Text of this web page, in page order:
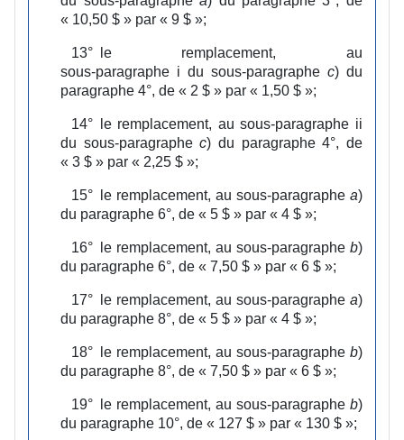
« 10,50 $ » par « 9 $ »;
13° le remplacement, au
sous‑paragraphe i du sous‑paragraphe c) du
paragraphe 4°, de « 2 $ » par « 1,50 $ »;
14° le remplacement, au sous‑paragraphe ii
du sous‑paragraphec) du paragraphe 4°, de
« 3 $ » par « 2,25 $ »;
15° le remplacement, au sous‑paragraphe a)
du paragraphe 6°, de « 5 $ » par « 4 $ »;
16° le remplacement, au sous‑paragraphe b)
du paragraphe 6°, de « 7,50 $ » par « 6 $ »;
17° le remplacement, au sous‑paragraphe a)
du paragraphe 8°, de « 5 $ » par « 4 $ »;
18° le remplacement, au sous‑paragraphe b)
du paragraphe 8°, de « 7,50 $ » par « 6 $ »;
19° le remplacement, au sous‑paragraphe b)
du paragraphe 10°, de « 127 $ » par « 130 $ »;